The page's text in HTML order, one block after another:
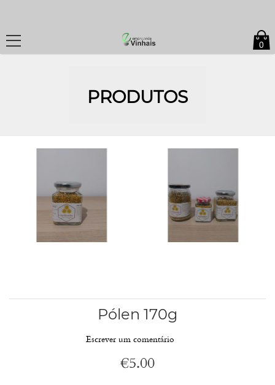
0
PRODUTOS
Pólen 170g
Escrever um comentário
€5.00